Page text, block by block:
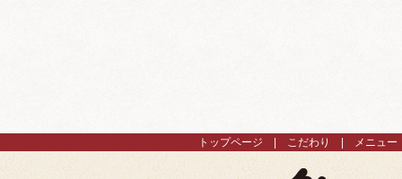
トップページ こだわり メニュー